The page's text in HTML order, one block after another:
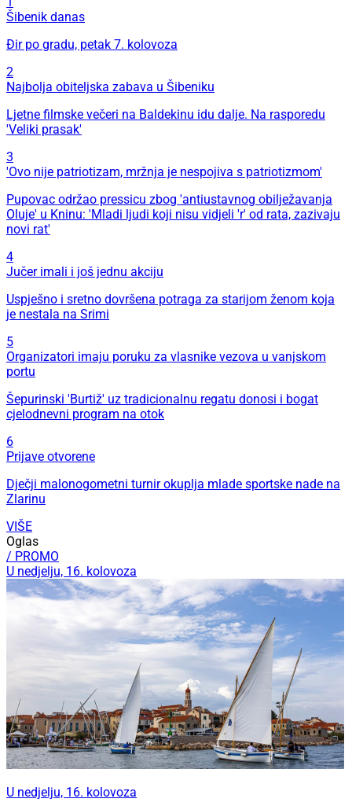
Šibenik danas
Đir po gradu, petak 7. kolovoza
2
Najbolja obiteljska zabava u Šibeniku
Ljetne filmske večeri na Baldekinu idu dalje. Na rasporedu
'Veliki prasak'
3
'Ovo nije patriotizam, mržnja je nespojiva s patriotizmom'
Pupovac održao pressicu zbog 'antiustavnog obilježavanja
Oluje' u Kninu: 'Mladi ljudi koji nisu vidjeli 'r' od rata, zazivaju
novi rat'
4
Jučer imali i još jednu akciju
Uspješno i sretno dovršena potraga za starijom ženom koja
je nestala na Srimi
5
Organizatori imaju poruku za vlasnike vezova u vanjskom
portu
Šepurinski 'Burtiž' uz tradicionalnu regatu donosi i bogat
cjelodnevni program na otok
6
Prijave otvorene
Dječji malonogometni turnir okuplja mlade sportske nade na
Zlarinu
VIŠE
Oglas
/ PROMO
U nedjelju, 16. kolovoza
U nedjelju, 16. kolovoza